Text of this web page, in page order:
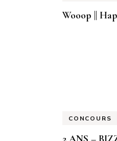
Wooop ||
CONCOURS